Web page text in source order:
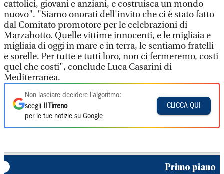
cattolici, giovani e anziani, e costruisca un mondo
nuovo". "Siamo onorati dell'invito che ci è stato fatto
dal Comitato promotore per le celebrazioni di
Marzabotto. Quelle vittime innocenti, e le migliaia e
migliaia di oggi in mare e in terra, le sentiamo fratelli
e sorelle. Per tutte e tutti loro, non ci fermeremo, costi
quel che costi", conclude Luca Casarini di
Mediterranea.
Non lasciare decidere l'algoritmo:
scegli
Il Tirreno
per le tue notizie su Google
CLICCA QUI
Primo piano